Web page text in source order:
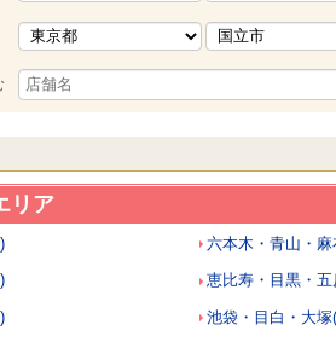
リア
六本木・青山・
恵比寿・目黒・五
池袋・目白・大塚